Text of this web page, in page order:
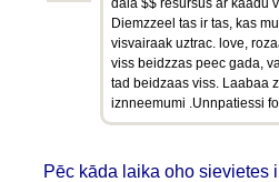
dala $$ resursus ar kaadu
Diemzzeel tas ir tas, kas
visvairaak uztrac. love,
viss beidzzas peec gada,
tad beidzaas viss. Laabaa
iznneemumi .Unnpatiessi
Pēc kāda laika oho sievietes